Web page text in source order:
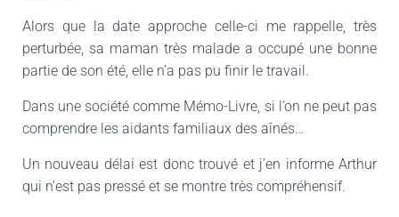
Alors que la date approche celle-ci me rappelle, très
perturbée, sa maman très malade a occupé une bonne
partie de son été, elle n’a pas pu finir le travail.
Dans une société comme Mémo-Livre, si l’on ne peut pas
comprendre les aidants familiaux des aînés…
Un nouveau délai est donc trouvé et j’en informe Arthur
qui n’est pas pressé et se montre très compréhensif.